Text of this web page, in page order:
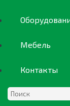
Мебель
Контакты